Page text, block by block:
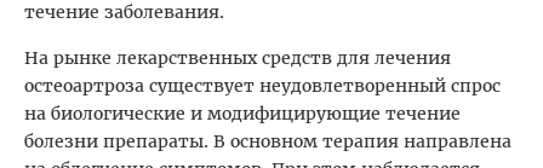
течение заболевания.
На рынке лекарственных средств для лечения
остеоартроза существует неудовлетворенный спрос
на биологические и модифицирующие течение
болезни препараты. В основном терапия направлена